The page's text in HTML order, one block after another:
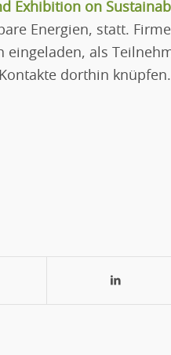
Exhibition on
Energien, statt.
als
dorthin knüpfen.